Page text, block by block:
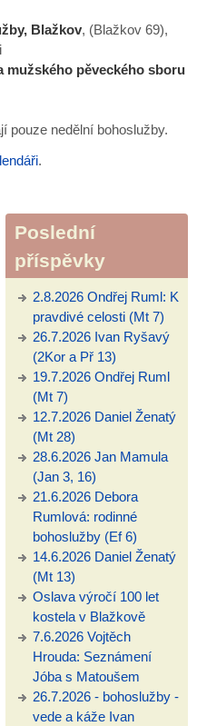
Blažkov, (Blažkov 69),
mužského pěveckého sboru
pouze nedělní bohoslužby.
.
Poslední
příspěvky
2.8.2026 Ondřej Ruml: K
pravdivé celosti (Mt 7)
26.7.2026 Ivan Ryšavý
(2Kor a Př 13)
19.7.2026 Ondřej Ruml
(Mt 7)
12.7.2026 Daniel Ženatý
(Mt 28)
28.6.2026 Jan Mamula
(Jan 3, 16)
21.6.2026 Debora
Rumlová: rodinné
bohoslužby (Ef 6)
14.6.2026 Daniel Ženatý
(Mt 13)
Oslava výročí 100 let
kostela v Blažkově
7.6.2026 Vojtěch
Hrouda: Seznámení
Jóba s Matoušem
26.7.2026 - bohoslužby -
vede a káže Ivan